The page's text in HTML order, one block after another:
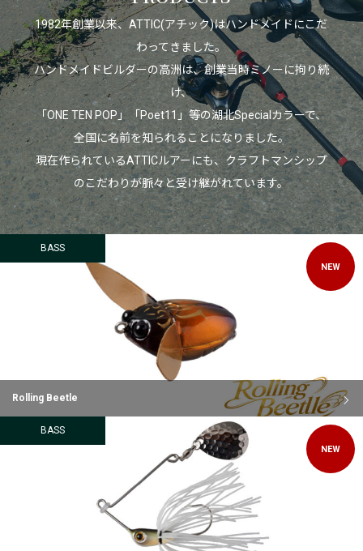
1982年創業以来、ATTIC(アチック)はハンドメイドにこだ
わってきました。
ハンドメイドビルダーの高洲は、創業当時ミノーに拘り続
け、
「ONE TEN POP」「Poet11」等の湖北Specialカラーで、
全国に名前を知られることになりました。
現在作られているATTICルアーにも、クラフトマンシップ
のこだわりが脈々と受け継がれています。
BASS
NEW
Rolling Beetle
BASS
NEW